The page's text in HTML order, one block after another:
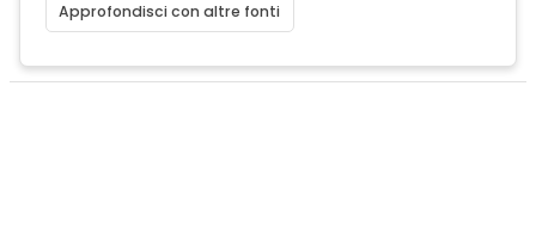
Approfondisci con altre fonti